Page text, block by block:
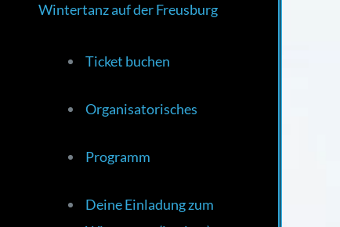
Wintertanz auf der Freusburg
Ticket buchen
Organisatorisches
Programm
Deine Einladung zum